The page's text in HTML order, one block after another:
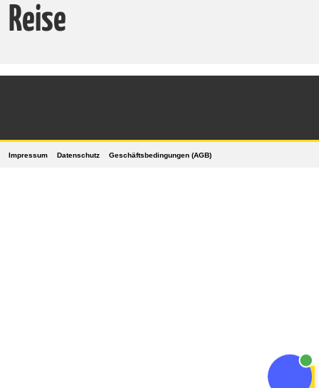
Reise
Impressum Datenschutz Geschäftsbedingungen (AGB)